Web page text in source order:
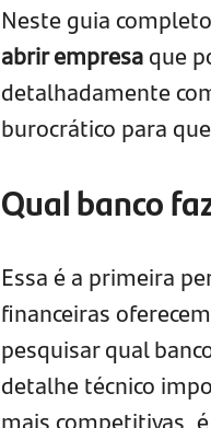
Neste guia
abrir empresaque
detalhadamente
burocrático para
Qual banco
Essa é a primeira
financeiras
pesquisar qual
detalhe técnico
mais competitivas,